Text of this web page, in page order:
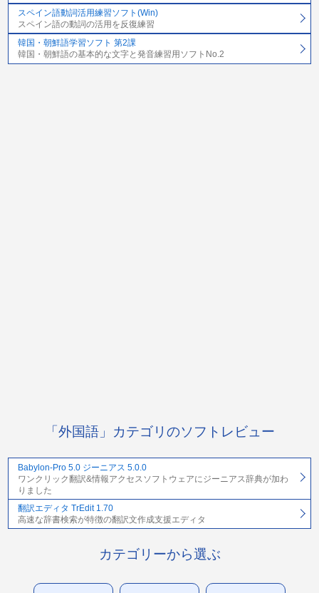
スペイン語動詞活用練習ソフト(Win)
スペイン語の動詞の活用を反復練習
韓国・朝鮮語学習ソフト 第2課
韓国・朝鮮語の基本的な文字と発音練習用ソフトNo.2
「外国語」カテゴリのソフトレビュー
Babylon-Pro 5.0 ジーニアス 5.0.0
ワンクリック翻訳&情報アクセスソフトウェアにジーニアス辞典が加わ
りました
翻訳エディタ TrEdit 1.70
高速な辞書検索が特徴の翻訳文作成支援エディタ
カテゴリーから選ぶ